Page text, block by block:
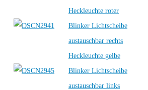
Heckleuchte roter
Blinker Lichtscheibe
austauschbar rechts
Heckleuchte gelbe
Blinker Lichtscheibe
austauschbar links